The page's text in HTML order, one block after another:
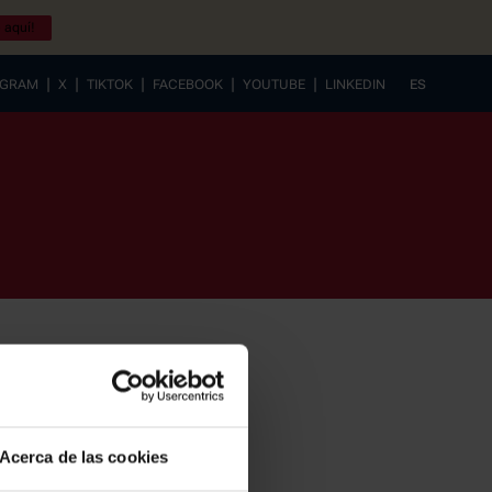
Acerca de las cookies
aquí!
| X | TIKTOK | FACEBOOK | YOUTUBE | LINKEDIN
ES